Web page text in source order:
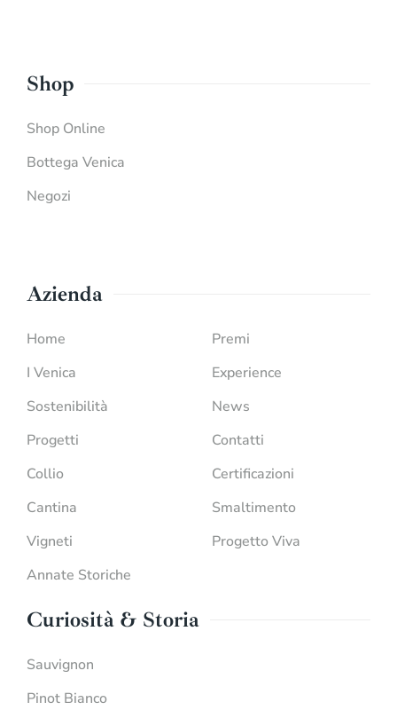
Shop
Shop Online
Bottega Venica
Negozi
Azienda
Home
I Venica
Sostenibilità
Progetti
Collio
Cantina
Vigneti
Annate Storiche
Premi
Experience
News
Contatti
Certificazioni
Smaltimento
Progetto Viva
Curiosità & Storia
Sauvignon
Pinot Bianco